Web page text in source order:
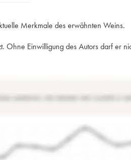
Merkmale des erwähnten Weins.
Ohne Einwilligung des Autors darf er